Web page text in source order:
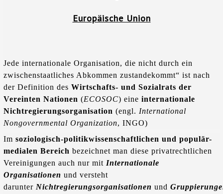
Europäische Union
Jede internationale Organisation, die nicht durch ein
zwischenstaatliches Abkommen zustandekommt“ ist nach
der Definition des Wirtschafts- und Sozialrats der
Vereinten Nationen (ECOSOC) eine internationale
Nichtregierungsorganisation (engl. International
Nongovernmental Organization, INGO)
Im soziologisch-politikwissenschaftlichen und populär-
medialen Bereich bezeichnet man diese privatrechtlichen
Vereinigungen auch nur mit Internationale
Organisationen und versteht
darunter Nichtregierungsorganisationen und